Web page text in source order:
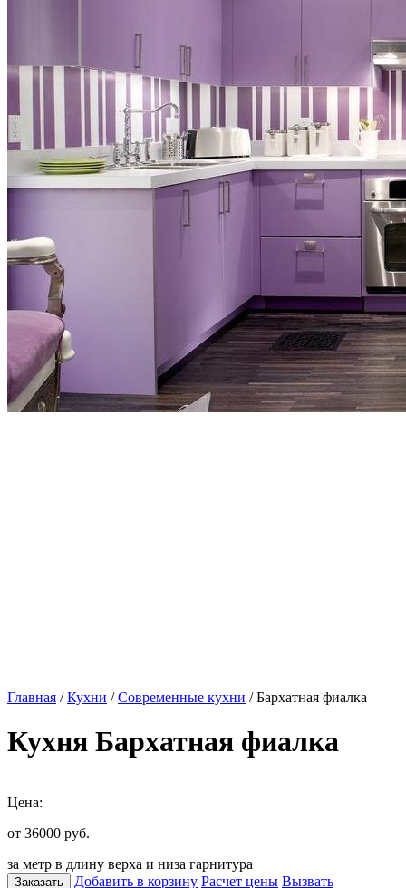
Главная /Кухни /Современные кухни / Бархатная фиалка
Кухня Бархатная фиалка
Цена:
от 36000 руб.
за метр в длину верха и низа гарнитура
Заказать Добавить в корзину Расчет цены Вызвать